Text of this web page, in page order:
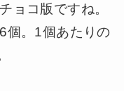
ョコ版ですね。
個。1個あたりの